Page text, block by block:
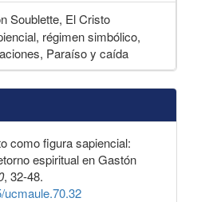
Soublette, El Cristo
régimen simbólico,
Paraíso y caída
como figura sapiencial:
espiritual en Gastón
, 32-48.
ucmaule.70.32